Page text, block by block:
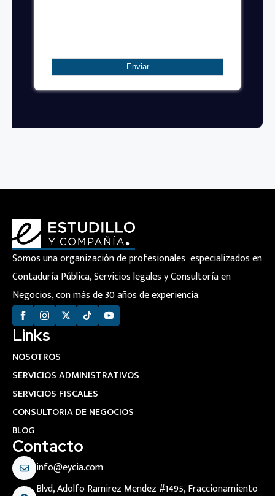
Somos una organización de profesionales especializados en
Contaduría Pública, Servicios legales y Consultoría en
Negocios, con más de 30 años de experiencia.
Links
NOSOTROS
SERVICIOS ADMINISTRATIVOS
SERVICIOS FISCALES
CONSULTORIA DE NEGOCIOS
BLOG
Contacto
info@eycia.com
Blvd, Adolfo Ramirez Mendez #1495, Fraccionamiento